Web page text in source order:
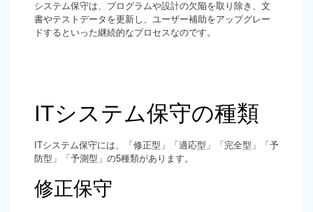
システム保守は、プログラムや設計の欠陥を取り除き、文
書やテストデータを更新し、ユーザー補助をアップグレー
ドするといった継続的なプロセスなのです。
ITシステム保守の種類
ITシステム保守には、「修正型」「適応型」「完全型」「予
防型」「予測型」の5種類があります。
修正保守